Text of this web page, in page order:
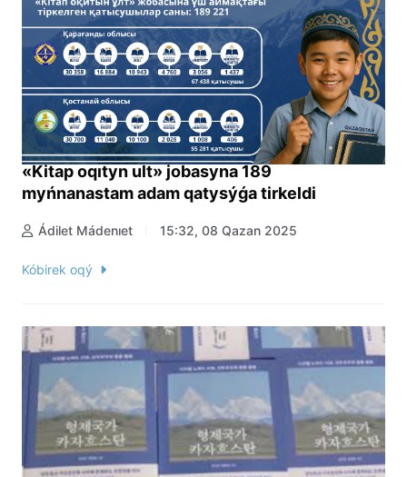
«Kitap oqıtyn ult» jobasyna 189
myńnanastam adam qatysýǵa tirkeldi
Ádilet Mádenıet 15:32, 08 Qazan 2025
Kóbirek oqý